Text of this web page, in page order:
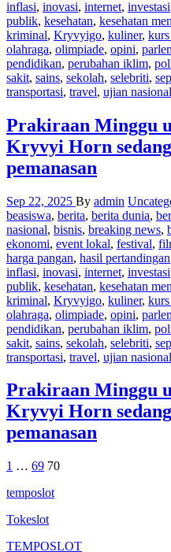
inflasi, inovasi, internet, investasi
publik, kesehatan, kesehatan
kriminal, Kryvyigo, kuliner,
olahraga, olimpiade, opini,
pendidikan, perubahan iklim,
sakit, sains, sekolah, selebriti,
transportasi, travel, ujian nasional
Prakiraan Minggu
Kryvyi Horn
pemanasan
Sep 22, 2025 By admin
beasiswa, berita, berita dunia,
nasional, bisnis, breaking news,
ekonomi, event lokal, festival,
harga pangan, hasil pertandingan
inflasi, inovasi, internet, investasi
publik, kesehatan, kesehatan
kriminal, Kryvyigo, kuliner,
olahraga, olimpiade, opini,
pendidikan, perubahan iklim,
sakit, sains, sekolah, selebriti,
transportasi, travel, ujian nasional
Prakiraan Minggu
Kryvyi Horn
pemanasan
Posts
pagination
1 … 69 70
temposlot
Tokeslot
TEMPOSLOT